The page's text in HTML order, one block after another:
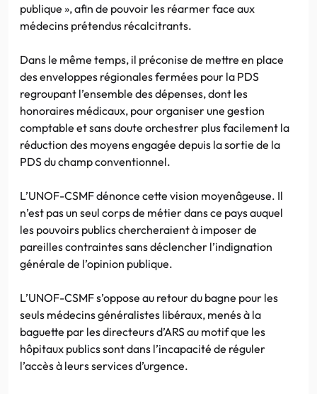
publique », afin de pouvoir les réarmer face aux
médecins prétendus récalcitrants.
Dans le même temps, il préconise de mettre en place
des enveloppes régionales fermées pour la PDS
regroupant l’ensemble des dépenses, dont les
honoraires médicaux, pour organiser une gestion
comptable et sans doute orchestrer plus facilement la
réduction des moyens engagée depuis la sortie de la
PDS du champ conventionnel.
L’UNOF-CSMF dénonce cette vision moyenâgeuse. Il
n’est pas un seul corps de métier dans ce pays auquel
les pouvoirs publics chercheraient à imposer de
pareilles contraintes sans déclencher l’indignation
générale de l’opinion publique.
L’UNOF-CSMF s’oppose au retour du bagne pour les
seuls médecins généralistes libéraux, menés à la
baguette par les directeurs d’ARS au motif que les
hôpitaux publics sont dans l’incapacité de réguler
l’accès à leurs services d’urgence.